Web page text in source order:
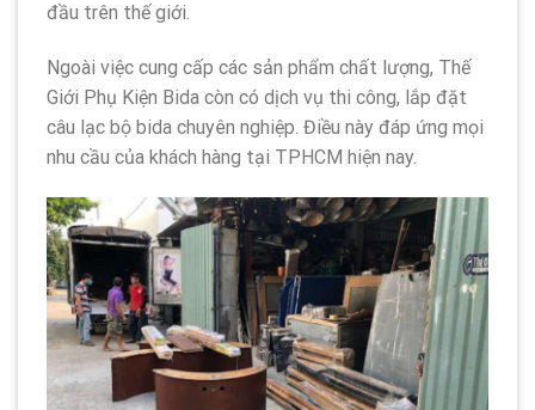
đầu trên thế giới.
Ngoài việc cung cấp các sản phẩm chất lượng, Thế
Giới Phụ Kiện Bida còn có dịch vụ thi công, lắp đặt
câu lạc bộ bida chuyên nghiệp. Điều này đáp ứng mọi
nhu cầu của khách hàng tại TPHCM hiện nay.